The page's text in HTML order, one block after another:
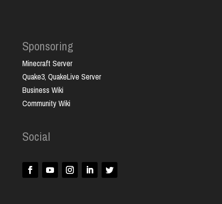
Sponsoring
Minecraft Server
Quake3, QuakeLive Server
Business Wiki
Community Wiki
Social